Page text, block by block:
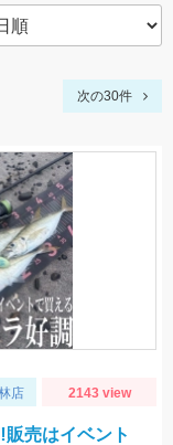
次の30件
店 2143 view
販売はイベント